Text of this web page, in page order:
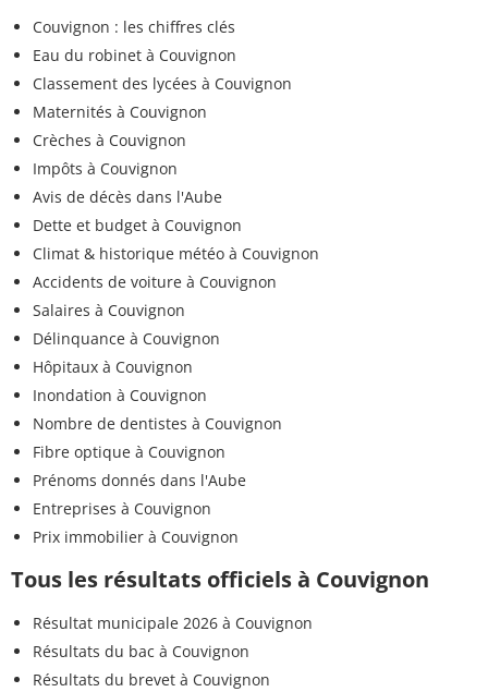
Couvignon : les chiffres clés
Eau du robinet à Couvignon
Classement des lycées à Couvignon
Maternités à Couvignon
Crèches à Couvignon
Impôts à Couvignon
Avis de décès dans l'Aube
Dette et budget à Couvignon
Climat & historique météo à Couvignon
Accidents de voiture à Couvignon
Salaires à Couvignon
Délinquance à Couvignon
Hôpitaux à Couvignon
Inondation à Couvignon
Nombre de dentistes à Couvignon
Fibre optique à Couvignon
Prénoms donnés dans l'Aube
Entreprises à Couvignon
Prix immobilier à Couvignon
Tous les résultats officiels à Couvignon
Résultat municipale 2026 à Couvignon
Résultats du bac à Couvignon
Résultats du brevet à Couvignon